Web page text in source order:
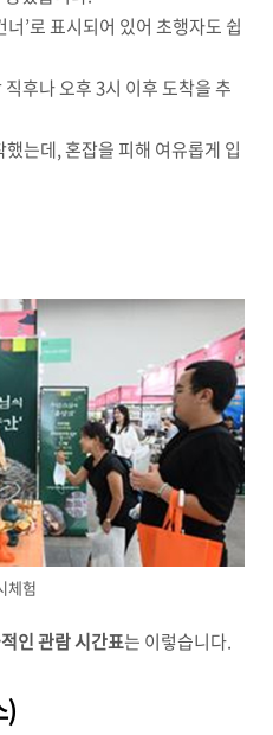
너’로 표시되어 있어 초행자도 쉽
후나 오후 3시 이후 도착을 추
는데, 혼잡을 피해 여유롭게 입
체험
인 관람 시간표는 이렇습니다.
)